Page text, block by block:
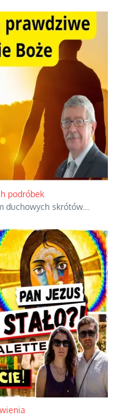
podróbek
duchowych skrótów.